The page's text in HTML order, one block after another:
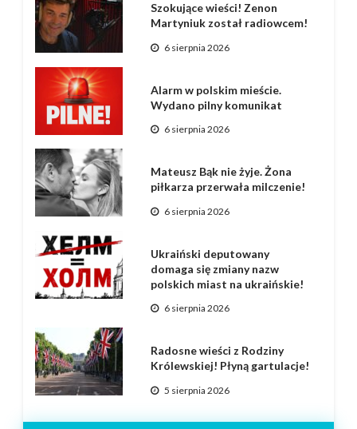
Szokujące wieści! Zenon
Martyniuk został radiowcem!
6 sierpnia 2026
Alarm w polskim mieście.
Wydano pilny komunikat
6 sierpnia 2026
Mateusz Bąk nie żyje. Żona
piłkarza przerwała milczenie!
6 sierpnia 2026
Ukraiński deputowany
domaga się zmiany nazw
polskich miast na ukraińskie!
6 sierpnia 2026
Radosne wieści z Rodziny
Królewskiej! Płyną gartulacje!
5 sierpnia 2026